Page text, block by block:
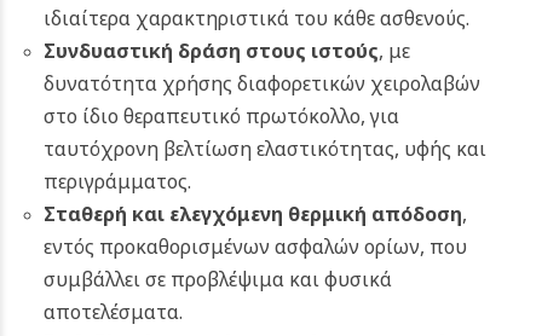
ιδιαίτερα χαρακτηριστικά του κάθε ασθενούς.
Συνδυαστική δράση στους ιστούς, με
δυνατότητα χρήσης διαφορετικών χειρολαβών
στο ίδιο θεραπευτικό πρωτόκολλο, για
ταυτόχρονη βελτίωση ελαστικότητας, υφής και
περιγράμματος.
Σταθερή και ελεγχόμενη θερμική απόδοση,
εντός προκαθορισμένων ασφαλών ορίων, που
συμβάλλει σε προβλέψιμα και φυσικά
αποτελέσματα.